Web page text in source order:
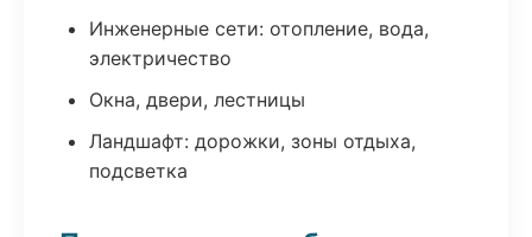
Инженерные сети: отопление, вода,
электричество
Окна, двери, лестницы
Ландшафт: дорожки, зоны отдыха,
подсветка